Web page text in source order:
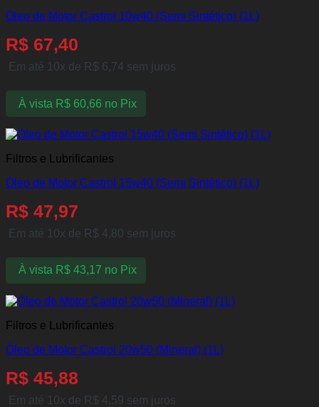
Óleo de Motor Castrol 10w40 (Semi Sintético) (1L)
R$ 67,40
Em até 10x de R$ 6,74 sem juros
À vista R$60,66 no Pix
Filtros e Lubrificantes
Óleo de Motor Castrol 15w40 (Semi Sintético) (1L)
R$ 47,97
Em até 10x de R$ 4,80 sem juros
À vista R$43,17 no Pix
Filtros e Lubrificantes
Óleo de Motor Castrol 20w50 (Mineral) (1L)
R$ 45,88
Em até 10x de R$ 4,59 sem juros